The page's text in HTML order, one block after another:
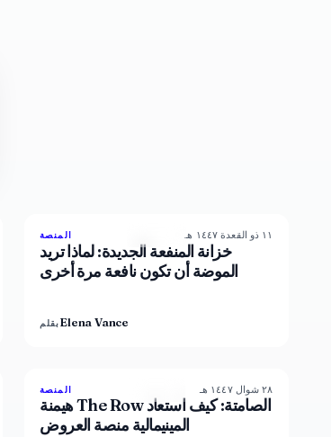
87% 67 المنصة ١١ ذو القعدة ١٤٤٧ هـ
خزانة المنفعة الجديدة: لماذا تريد
الموضة أن تكون نافعة مرة أخرى
بقلمElena Vance
93 % 67 المنصة ٢٨ شوال ١٤٤٧ هـ
هيمنة The Row الصامتة: كيف استعاد
المينيمالية منصة العروض